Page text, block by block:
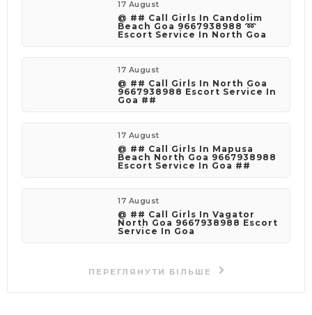
17 August
@ ## Call Girls In Candolim
Beach Goa 9667938988 ➿
Escort Service In North Goa
17 August
@ ## Call Girls In North Goa
9667938988 Escort Service In
Goa ##
17 August
@ ## Call Girls In Mapusa
Beach North Goa 9667938988
Escort Service In Goa ##
17 August
@ ## Call Girls In Vagator
North Goa 9667938988 Escort
Service In Goa
ПЕРЕГЛЯНУТИ БІЛЬШЕ